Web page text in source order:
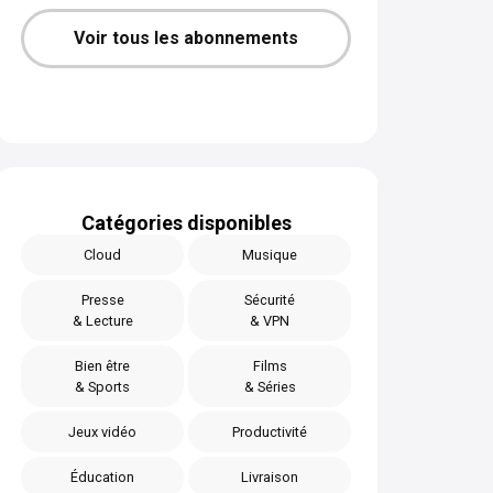
Voir tous les abonnements
Catégories disponibles
Cloud Musique
Presse
& Lecture
Sécurité
& VPN
Bien être
& Sports
Films
& Séries
Jeux vidéo Productivité
Éducation Livraison